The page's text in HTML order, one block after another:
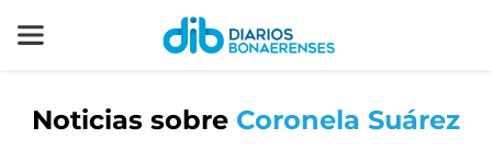
Noticias sobre Coronela Suárez